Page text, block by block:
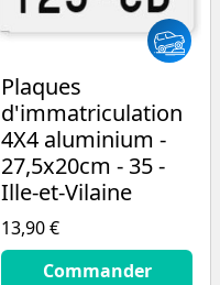
Plaques
d'immatriculation
4X4 aluminium -
27,5x20cm - 35 -
Ille-et-Vilaine
13,90 €
13.9
€Commander